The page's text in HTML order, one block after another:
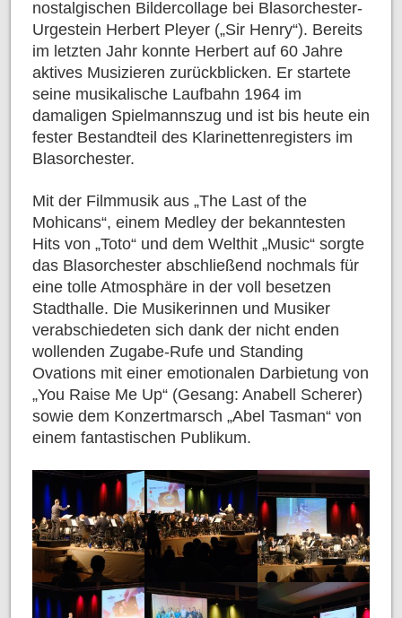
nostalgischen Bildercollage bei Blasorchester-
Urgestein Herbert Pleyer („Sir Henry“). Bereits
im letzten Jahr konnte Herbert auf 60 Jahre
aktives Musizieren zurückblicken. Er startete
seine musikalische Laufbahn 1964 im
damaligen Spielmannszug und ist bis heute ein
fester Bestandteil des Klarinettenregisters im
Blasorchester.
Mit der Filmmusik aus „The Last of the
Mohicans“, einem Medley der bekanntesten
Hits von „Toto“ und dem Welthit „Music“ sorgte
das Blasorchester abschließend nochmals für
eine tolle Atmosphäre in der voll besetzen
Stadthalle. Die Musikerinnen und Musiker
verabschiedeten sich dank der nicht enden
wollenden Zugabe-Rufe und Standing
Ovations mit einer emotionalen Darbietung von
„You Raise Me Up“ (Gesang: Anabell Scherer)
sowie dem Konzertmarsch „Abel Tasman“ von
einem fantastischen Publikum.